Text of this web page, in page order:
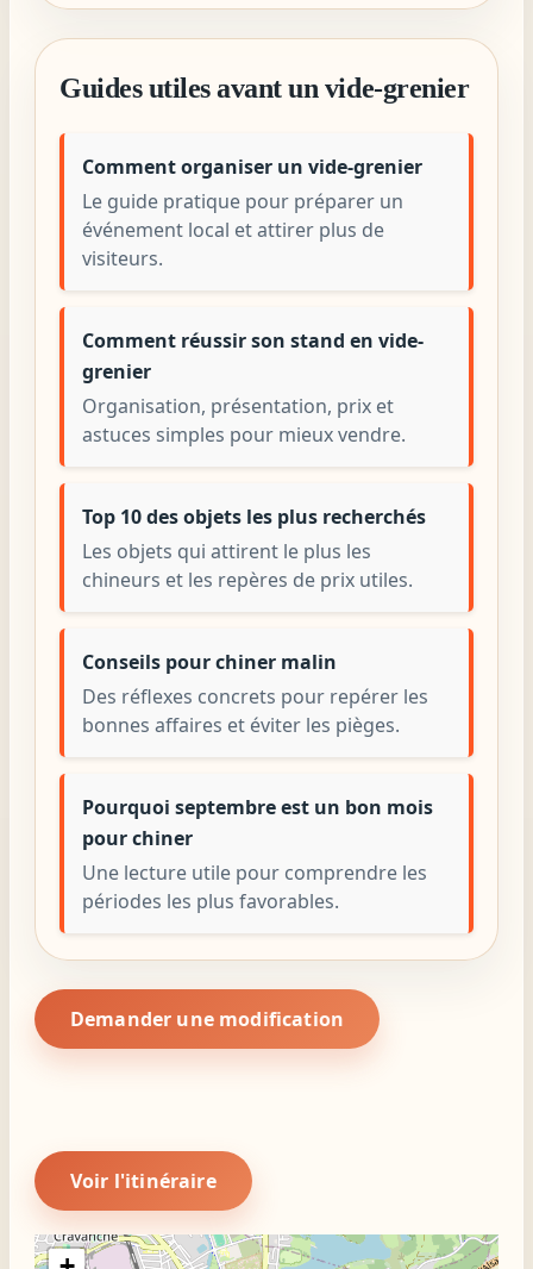
Guides utiles avant un vide-grenier
Comment organiser un vide-grenier
Le guide pratique pour préparer un
événement local et attirer plus de
visiteurs.
Comment réussir son stand en vide-
grenier
Organisation, présentation, prix et
astuces simples pour mieux vendre.
Top 10 des objets les plus recherchés
Les objets qui attirent le plus les
chineurs et les repères de prix utiles.
Conseils pour chiner malin
Des réflexes concrets pour repérer les
bonnes affaires et éviter les pièges.
Pourquoi septembre est un bon mois
pour chiner
Une lecture utile pour comprendre les
périodes les plus favorables.
Demander une modification
Voir l'itinéraire